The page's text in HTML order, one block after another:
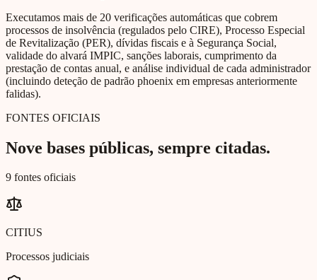
Executamos mais de 20 verificações automáticas que cobrem
processos de insolvência (regulados pelo CIRE), Processo Especial
de Revitalização (PER), dívidas fiscais e à Segurança Social,
validade do alvará IMPIC, sanções laborais, cumprimento da
prestação de contas anual, e análise individual de cada administrador
(incluindo deteção de padrão phoenix em empresas anteriormente
falidas).
FONTES OFICIAIS
Nove bases públicas, sempre citadas.
9 fontes oficiais
CITIUS
Processos judiciais